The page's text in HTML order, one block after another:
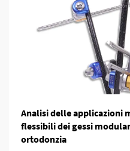
Analisi delle applicazioni
flessibili dei gessi
ortodonzia